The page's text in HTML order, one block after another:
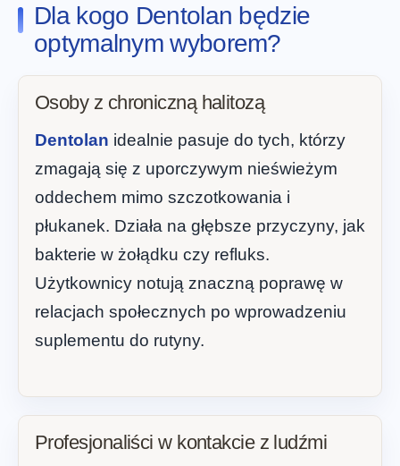
Dla kogo Dentolan będzie
optymalnym wyborem?
Osoby z chroniczną halitozą
Dentolan idealnie pasuje do tych, którzy
zmagają się z uporczywym nieświeżym
oddechem mimo szczotkowania i
płukanek. Działa na głębsze przyczyny, jak
bakterie w żołądku czy refluks.
Użytkownicy notują znaczną poprawę w
relacjach społecznych po wprowadzeniu
suplementu do rutyny.
Profesjonaliści w kontakcie z ludźmi